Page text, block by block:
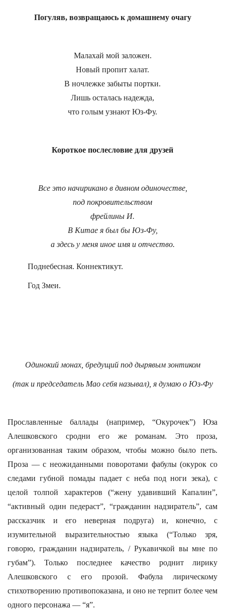
Погуляв, возвращаюсь к домашнему очагу
Малахай мой заложен.
Новый пропит халат.
В ночлежке забыты портки.
Лишь осталась надежда,
что голым узнают Юз-Фу.
Короткое послесловие для друзей
Все это начирикано в дивном одиночестве,
под покровительством
фрейлины И.
В Китае я был бы Юз-Фу,
а здесь у меня иное имя и отчество.
Поднебесная. Коннектикут.
Год Змеи.
Одинокий монах, бредущий под дырявым зонтиком
(так и председатель Мао себя называл), я думаю о Юз-Фу
Прославленные баллады (например, “Окурочек”) Юза
Алешковского сродни его же романам. Это проза,
организованная таким образом, чтобы можно было петь.
Проза — с неожиданными поворотами фабулы (окурок со
следами губной помады падает с неба под ноги зека), с
целой толпой характеров (“жену удавивший Капалин”,
“активный один педераст”, “гражданин надзиратель”, сам
рассказчик и его неверная подруга) и, конечно, с
изумительной выразительностью языка (“Только зря,
говорю, гражданин надзиратель, / Рукавичкой вы мне по
губам”). Только последнее качество роднит лирику
Алешковского с его прозой. Фабула лирическому
стихотворению противопоказана, и оно не терпит более чем
одного персонажа — “я”.